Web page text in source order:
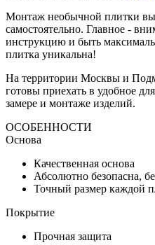
Монтаж необычной плитки вы
самостоятельно. Главное -
инструкцию и быть
плитка уникальна!
На территории Москвы и
готовы приехать в удобное
замере и монтаже изделий.
ОСОБЕННОСТИ
Основа
Качественная основа
Абсолютно безопасна,
Точный размер каждой
Покрытие
Прочная защита